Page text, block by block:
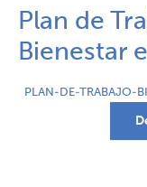
Plan de
Bienestar
PLAN-DE-TRABAJO-